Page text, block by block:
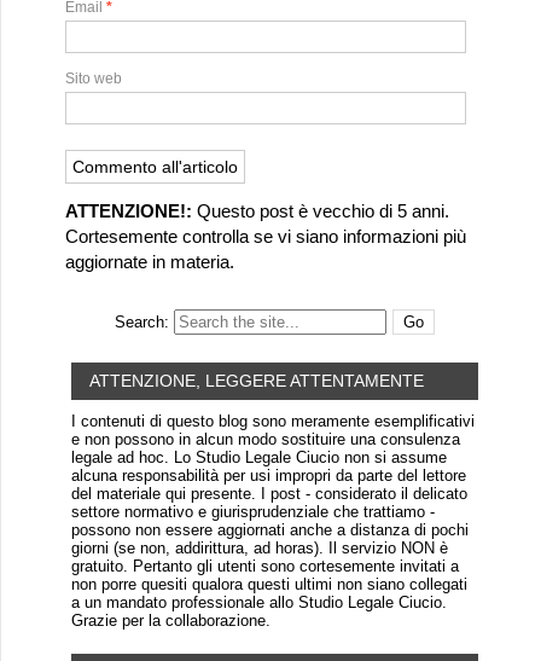
Email *
Sito web
ATTENZIONE!: Questo post è vecchio di 5 anni.
Cortesemente controlla se vi siano informazioni più
aggiornate in materia.
Search:
ATTENZIONE, LEGGERE ATTENTAMENTE
I contenuti di questo blog sono meramente esemplificativi
e non possono in alcun modo sostituire una consulenza
legale ad hoc. Lo Studio Legale Ciucio non si assume
alcuna responsabilità per usi impropri da parte del lettore
del materiale qui presente. I post - considerato il delicato
settore normativo e giurisprudenziale che trattiamo -
possono non essere aggiornati anche a distanza di pochi
giorni (se non, addirittura, ad horas). Il servizio NON è
gratuito. Pertanto gli utenti sono cortesemente invitati a
non porre quesiti qualora questi ultimi non siano collegati
a un mandato professionale allo Studio Legale Ciucio.
Grazie per la collaborazione.